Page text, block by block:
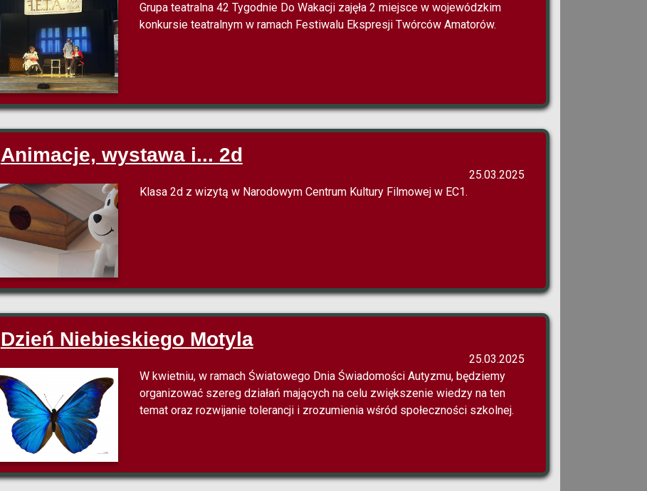
Grupa teatralna 42 Tygodnie Do Wakacji zajęła 2 miejsce w wojewódzkim
konkursie teatralnym w ramach Festiwalu Ekspresji Twórców Amatorów.
Animacje, wystawa i... 2d
25.03.2025
Klasa 2d z wizytą w Narodowym Centrum Kultury Filmowej w EC1.
Dzień Niebieskiego Motyla
25.03.2025
W kwietniu, w ramach Światowego Dnia Świadomości Autyzmu, będziemy
organizować szereg działań mających na celu zwiększenie wiedzy na ten
temat oraz rozwijanie tolerancji i zrozumienia wśród społeczności szkolnej.